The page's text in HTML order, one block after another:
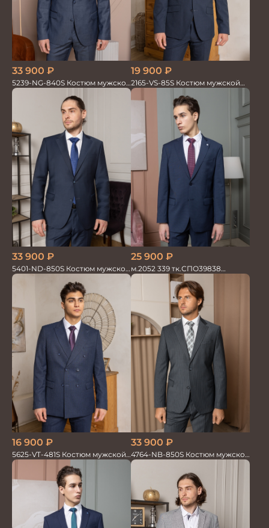
33 900 ₽
5239-NG-840S Костюм мужской
двойка
19 900 ₽
2165-VS-85S Костюм мужской
двойка
33 900 ₽
5401-ND-850S Костюм мужской
двойка
25 900 ₽
м.2052 339 тк.СПО39838
Костюм мужской
16 900 ₽
5625-VT-481S Костюм мужской
двойка
33 900 ₽
4764-NB-850S Костюм мужской
двойка в полоску